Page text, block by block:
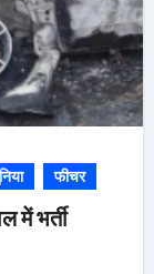
फीचर
में भर्ती